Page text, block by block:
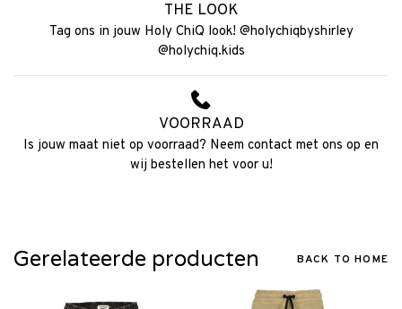
THE LOOK
Tag ons in jouw Holy ChiQ look! @holychiqbyshirley
@holychiq.kids
VOORRAAD
Is jouw maat niet op voorraad? Neem contact met ons op en
wij bestellen het voor u!
Gerelateerde producten BACK TO HOME